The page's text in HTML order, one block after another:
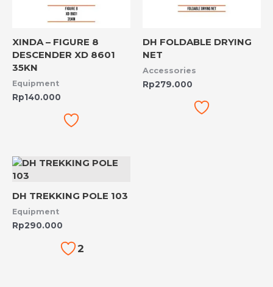
XINDA – FIGURE 8
DESCENDER XD 8601
35KN
Equipment
Rp140.000
DH FOLDABLE DRYING
NET
Accessories
Rp279.000
DH TREKKING POLE 103
Equipment
Rp290.000
2